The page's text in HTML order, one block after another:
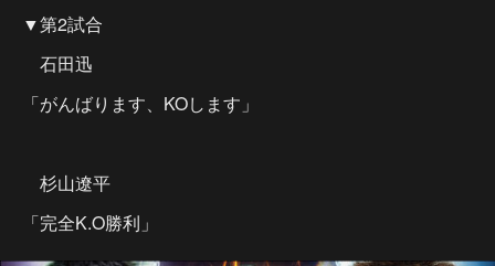
▼第2試合
石田迅
「がんばります、KOします」
杉山遼平
「完全K.O勝利」